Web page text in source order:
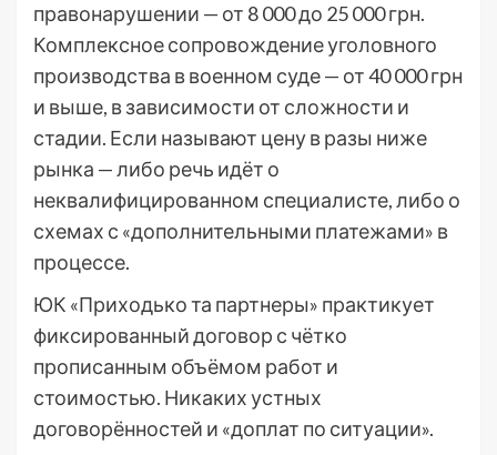
правонарушении — от 8 000 до 25 000 грн.
Комплексное сопровождение уголовного
производства в военном суде — от 40 000 грн
и выше, в зависимости от сложности и
стадии. Если называют цену в разы ниже
рынка — либо речь идёт о
неквалифицированном специалисте, либо о
схемах с «дополнительными платежами» в
процессе.
ЮК «Приходько та партнеры» практикует
фиксированный договор с чётко
прописанным объёмом работ и
стоимостью. Никаких устных
договорённостей и «доплат по ситуации».